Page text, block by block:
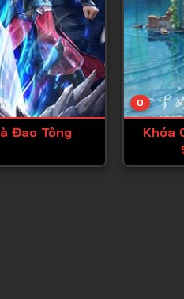
Đao Tông
0
Khóa